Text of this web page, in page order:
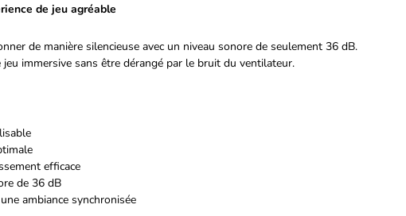
de jeu agréable
de manière silencieuse avec un niveau sonore de seulement 36 dB.
immersive sans être dérangé par le bruit du ventilateur.
efficace
de 36 dB
ambiance synchronisée